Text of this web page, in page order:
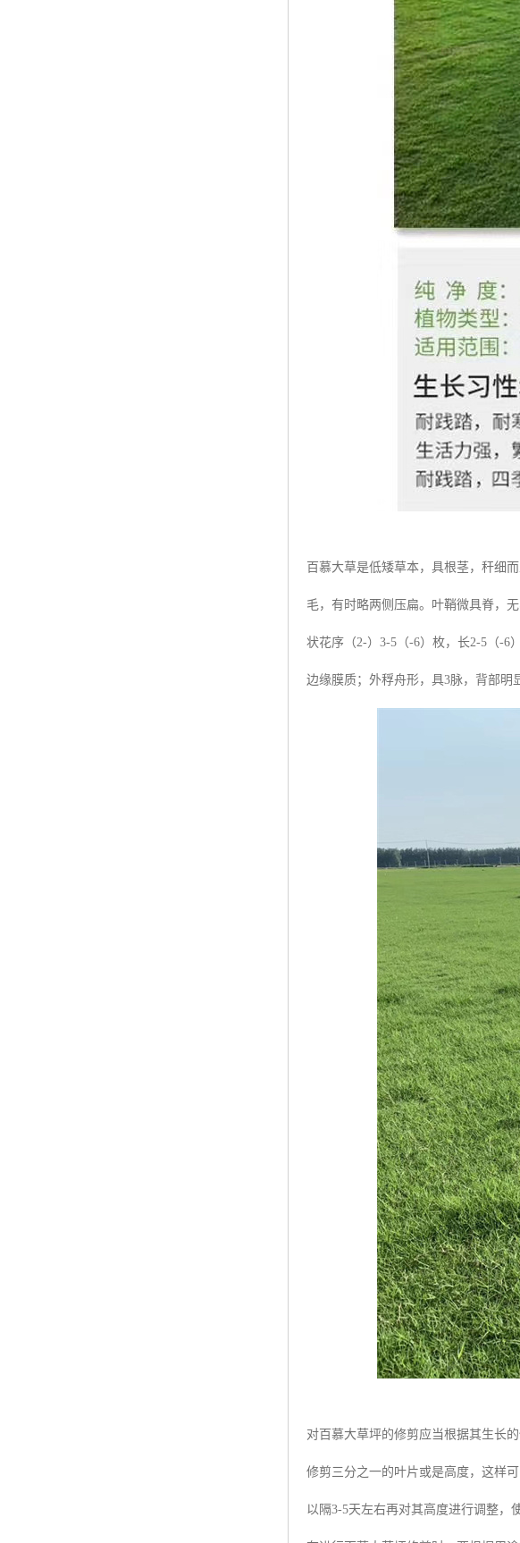
百慕大草是低矮草本，具根茎，秆细
毛，有时略两侧压扁。叶鞘微具脊，
状花序（2-）3-5（-6）枚，长2-5（-6
边缘膜质；外稃舟形，具3脉，背部明
对百慕大草坪的修剪应当根据其生长
修剪三分之一的叶片或是高度，这样
以隔3-5天左右再对其高度进行调整，